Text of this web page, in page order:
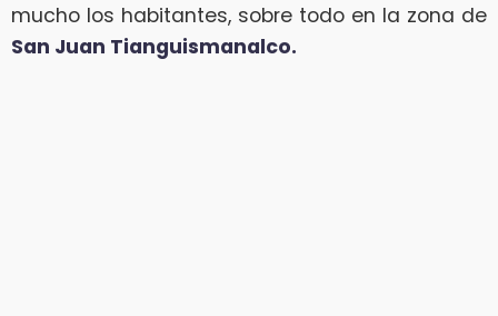
mucho los habitantes, sobre todo en la zona de
San Juan Tianguismanalco.